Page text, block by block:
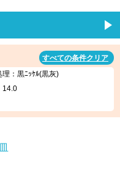
すべての条件クリア
理：黒ﾆｯｹﾙ(黒灰)
14.0